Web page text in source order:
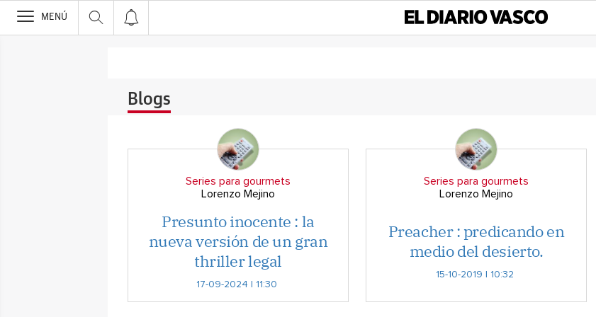
>
MENÚ
Blogs
Series para gourmets
Lorenzo Mejino
Presunto inocente : la
nueva versión de un gran
thriller legal
17-09-2024 | 11:30
Series para gourmets
Lorenzo Mejino
Preacher : predicando en
medio del desierto.
15-10-2019 | 10:32